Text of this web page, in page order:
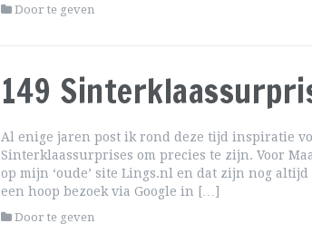
Door te geven
149
Al enige jaren post ik rond deze tijd inspiratie
Sinterklaassurprises om precies te zijn. Voor
op mijn ‘oude’ site Lings.nl en dat zijn nog
een hoop bezoek via Google in […]
Door te geven